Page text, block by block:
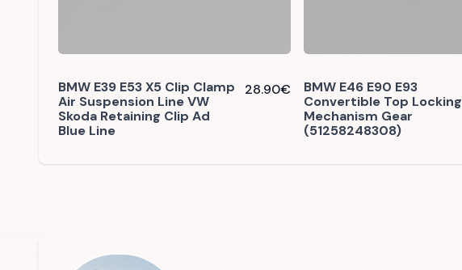
BMW E39 E53 X5 Clip Clamp
Air Suspension Line VW
Skoda Retaining Clip Ad
Blue Line
28.90€
BMW E46 E90 E93
Convertible Top Locking
Mechanism Gear
(51258248308)